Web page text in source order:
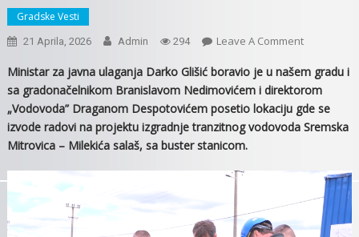
Gradske Vesti
21 Aprila, 2026 Admin 294 Leave A CommentOn
NA
NOVOJ
MREŽI
GORU
Ministar za javna ulaganja Darko Glišić boravio je u našem gradu i
sa gradonačelnikom Branislavom Nedimovićem i direktorom
„Vodovoda” Draganom Despotovićem posetio lokaciju gde se
izvode radovi na projektu izgradnje tranzitnog vodovoda Sremska
Mitrovica – Milekića salaš, sa buster stanicom.